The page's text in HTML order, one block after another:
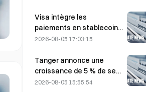
dollars aux prévisions, et
son action chute de 7,23
%
Visa intègre les
paiements en stablecoins
à Visa Direct grâce à un
Hash
2026-08-05 17:03:15
Tanger annonce une
croissance de 5 % de ses
ventes, portée par le
2026-08-05 15:55:54